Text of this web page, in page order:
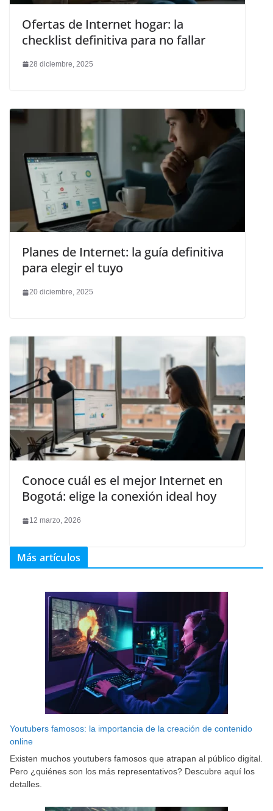
Ofertas de Internet hogar: la
checklist definitiva para no fallar
28 diciembre, 2025
Planes de Internet: la guía definitiva
para elegir el tuyo
20 diciembre, 2025
Conoce cuál es el mejor Internet en
Bogotá: elige la conexión ideal hoy
12 marzo, 2026
Más artículos
Youtubers famosos: la importancia de la creación de contenido
online
Existen muchos youtubers famosos que atrapan al público digital.
Pero ¿quiénes son los más representativos? Descubre aquí los
detalles.